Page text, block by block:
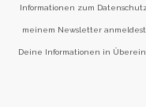
Informationen zum
meinem Newsletter
Deine Informationen in